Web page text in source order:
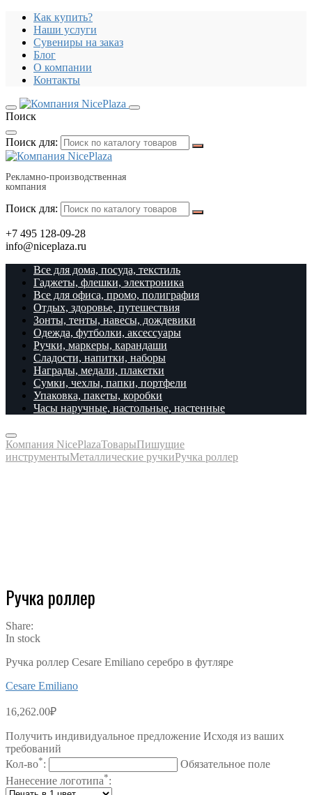
Как купить?
Наши услуги
Сувениры на заказ
Блог
О компании
Контакты
Поиск
Поиск для:
Рекламно-производственная
компания
Поиск для:
+7 495 128-09-28
info@niceplaza.ru
Все для дома, посуда, текстиль
Гаджеты, флешки, электроника
Все для офиса, промо, полиграфия
Отдых, здоровье, путешествия
Зонты, тенты, навесы, дождевики
Одежда, футболки, аксессуары
Ручки, маркеры, карандаши
Сладости, напитки, наборы
Награды, медали, плакетки
Сумки, чехлы, папки, портфели
Упаковка, пакеты, коробки
Часы наручные, настольные, настенные
Компания NicePlazaТоварыПишущие
инструментыМеталлические ручкиРучка роллер
Ручка роллер
Share:
In stock
Ручка роллер Cesare Emiliano серебро в футляре
Cesare Emiliano
16,262.00₽
Получить индивидуальное предложение Исходя из ваших
требований
Кол-во*:
Обязательное поле
Нанесение логотипа*: